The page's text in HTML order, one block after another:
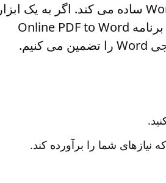
شما را با ادغام فایل های PDF و ذخیره نتایج ترکیبی در فرمت Word ساده می کند. اگر به یک ابزار
قدرتمند و راحت برای تبدیل چندین PDF به یک Word نیاز دارید، برنامه Online PDF to Word
Merger ما یک انتخاب عالی است. ما کیفیت حرفه ای فایل خروجی Word را تضمین می کنیم.